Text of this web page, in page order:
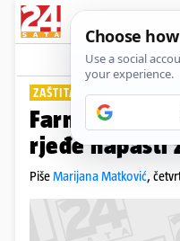
ZAŠTITA OKOLIŠA
Farmeri, kist
rjeđe napasti
PišeMarijana Matković,